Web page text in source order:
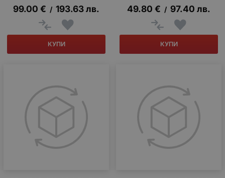
99.00 € / 193.63лв.
КУПИ
49.80 € / 97.40 лв.
КУПИ